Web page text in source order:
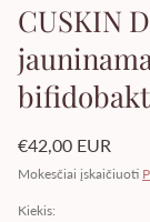
CUSKIN
Įprasta
kaina
€42,00 EUR
Mokesčiai įskaičiuoti
Kiekis: